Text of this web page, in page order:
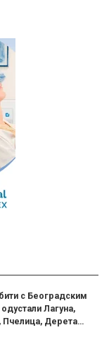
с Београдским
Лагуна,
Пчелица, Дерета…